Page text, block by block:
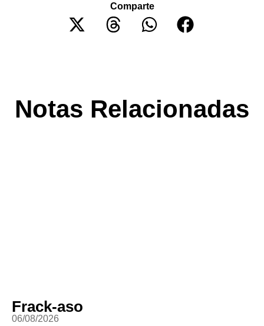
Comparte
Notas Relacionadas
Frack-aso
06/08/2026